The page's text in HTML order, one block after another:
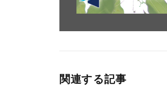
関連する記事